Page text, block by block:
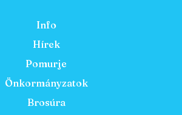
Info
Hírek
Pomurje
Önkormányzatok
Brosúra